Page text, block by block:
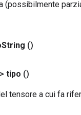
(possibilmente
String ()
tipo ()
tensore a cui fa